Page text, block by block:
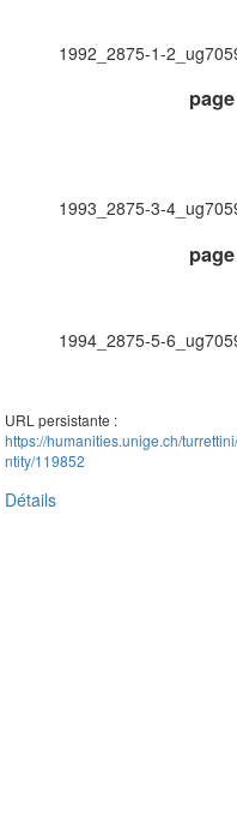
1992_2875-1-
1993_2875-3-
1994_2875-5-
URL persistante :
https://humanities.unige.ch/
ntity/119852
Détails